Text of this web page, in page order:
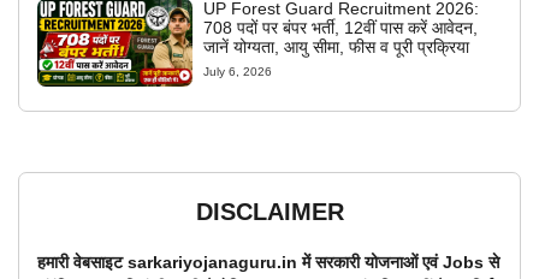
UP Forest Guard Recruitment 2026:
708 पदों पर बंपर भर्ती, 12वीं पास करें आवेदन,
जानें योग्यता, आयु सीमा, फीस व पूरी प्रक्रिया
July 6, 2026
DISCLAIMER
हमारी वेबसाइट sarkariyojanaguru.in में सरकारी योजनाओं एवं Jobs से